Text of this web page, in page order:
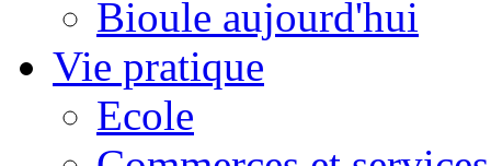
Bioule aujourd'hui
Vie pratique
Ecole